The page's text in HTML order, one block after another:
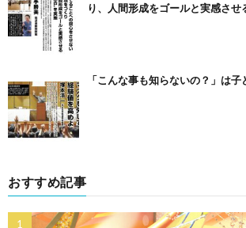
り、人間形成をゴールと実感させ
「こんな事も知らないの？」は子
おすすめ記事